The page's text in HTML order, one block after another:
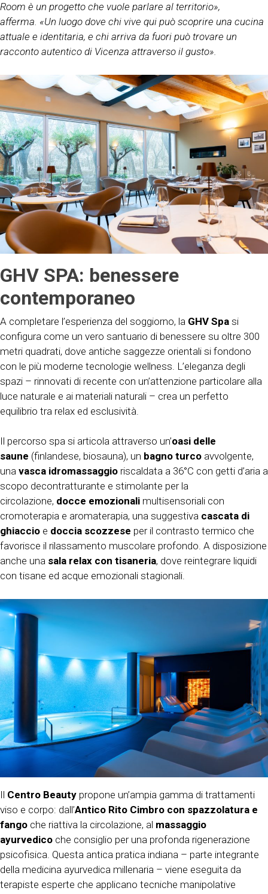
Room è un progetto che vuole parlare al territorio»,
afferma. «Un luogo dove chi vive qui può scoprire una cucina
attuale e identitaria, e chi arriva da fuori può trovare un
racconto autentico di Vicenza attraverso il gusto».
GHV SPA: benessere
contemporaneo
A completare l’esperienza del soggiorno, la GHV Spa si
configura come un vero santuario di benessere su oltre 300
metri quadrati, dove antiche saggezze orientali si fondono
con le più moderne tecnologie wellness. L’eleganza degli
spazi – rinnovati di recente con un’attenzione particolare alla
luce naturale e ai materiali naturali – crea un perfetto
equilibrio tra relax ed esclusività.
Il percorso spa si articola attraverso un’oasi delle
saune (finlandese, biosauna), un bagno turco avvolgente,
una vasca idromassaggio riscaldata a 36°C con getti d’aria a
scopo decontratturante e stimolante per la
circolazione, docce emozionali multisensoriali con
cromoterapia e aromaterapia, una suggestiva cascata di
ghiaccio e doccia scozzese per il contrasto termico che
favorisce il rilassamento muscolare profondo. A disposizione
anche una sala relax con tisaneria, dove reintegrare liquidi
con tisane ed acque emozionali stagionali.
Il Centro Beauty propone un’ampia gamma di trattamenti
viso e corpo: dall’Antico Rito Cimbro con spazzolatura e
fango che riattiva la circolazione, al massaggio
ayurvedico che consiglio per una profonda rigenerazione
psicofisica. Questa antica pratica indiana – parte integrante
della medicina ayurvedica millenaria – viene eseguita da
terapiste esperte che applicano tecniche manipolative